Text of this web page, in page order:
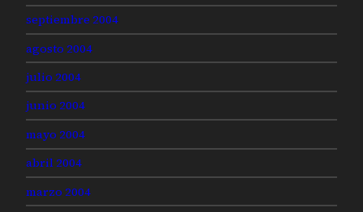
septiembre 2004
agosto 2004
julio 2004
junio 2004
mayo 2004
abril 2004
marzo 2004